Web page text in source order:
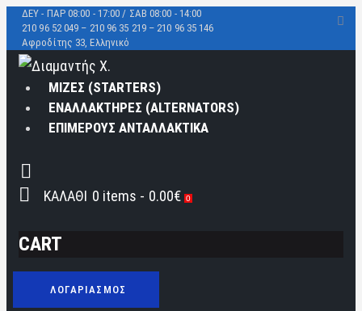
ΔΕΥ - ΠΑΡ 08:00 - 17:00 / ΣΑΒ 08:00 - 14:00
210 96 52 049 – 210 96 35 219 –210 96 35 146
Αφροδίτης 33, Ελληνικό
ΜΙΖΕΣ (STARTERS)
ΕΝΑΛΛΑΚΤΗΡΕΣ (ALTERNATORS)
ΕΠΙΜΕΡΟΥΣ ΑΝΤΑΛΛΑΚΤΙΚΑ
ΚΑΛΑΘΙ 0 items - 0.00€ 0
CART
ΛΟΓΑΡΙΑΣΜΟΣ